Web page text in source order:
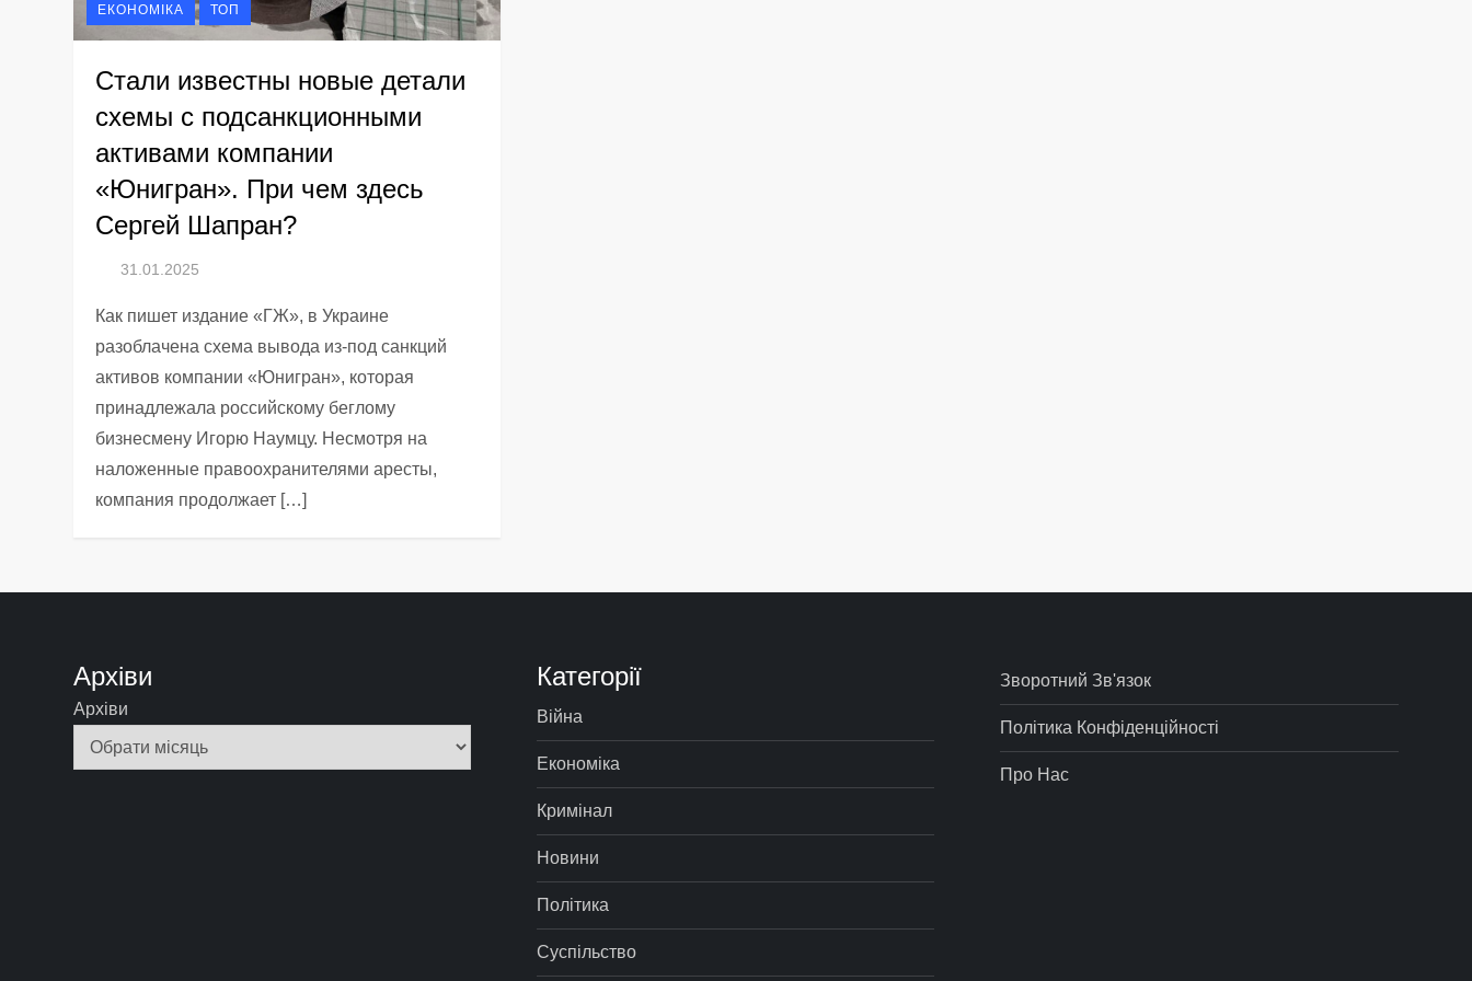
ЕКОНОМІКА ТОП
Стали известны новые детали
схемы с подсанкционными
активами компании
«Юнигран». При чем здесь
Сергей Шапран?
Как пишет издание «ГЖ», в Украине
разоблачена схема вывода из-под санкций
активов компании «Юнигран», которая
принадлежала российскому беглому
бизнесмену Игорю Наумцу. Несмотря на
наложенные правоохранителями аресты,
компания продолжает […]
Архіви
Архіви
Категорії
Війна
Економіка
Кримінал
Новини
Політика
Суспільство
Зворотний Зв'язок
Політика Конфіденційності
Про Нас